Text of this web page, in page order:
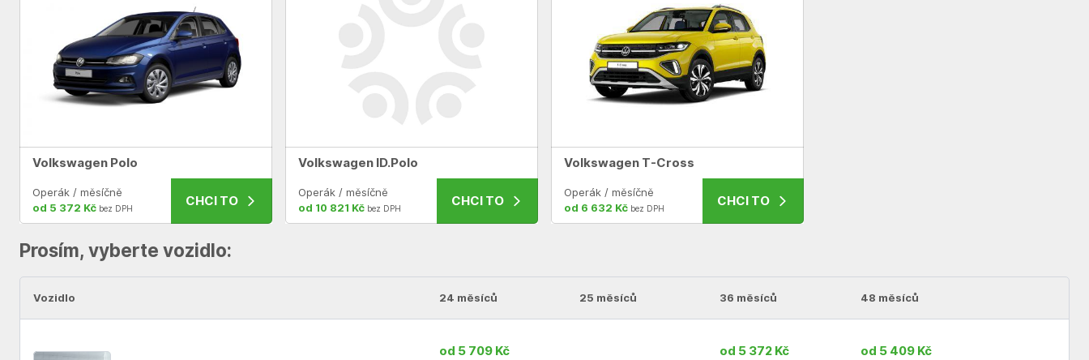
Volkswagen Polo
Operák / měsíčně
od 5 372 Kč bez DPH CHCI TO
Volkswagen ID.Polo
Operák / měsíčně
od 10 821 Kč bez DPH CHCI TO
Volkswagen T-Cross
Operák / měsíčně
od 6 632 Kč bez DPH CHCI TO
Prosím, vyberte vozidlo:
Vozidlo 24 měsíců 25 měsíců 36 měsíců 48 měsíců
od 5 709 Kč od 5 372 Kč od 5 409 Kč